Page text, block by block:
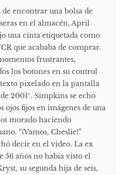
de encontrar una bolsa de
en el almacén, April
una cinta etiquetada como
que acababa de comprar.
frustrantes,
los botones en su control
pixelado en la pantalla
2001″. Simpkins se echó
ojos fijos en imágenes de una
morado haciendo
“¡Vamos, Cheslie!”
decir en el video. La ex
56 años no había visto el
su segunda hija de seis,